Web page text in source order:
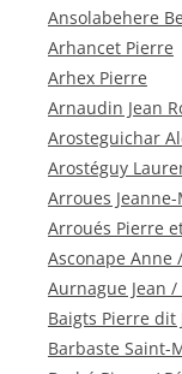
Ansolabehere
Arhancet Pierre
Arhex Pierre
Arnaudin Jean
Arosteguichar
Arostéguy
Arroues
Arroués Pierre
Asconape Anne
Aurnague Jean
Baigts Pierre dit
Barbaste Saint-